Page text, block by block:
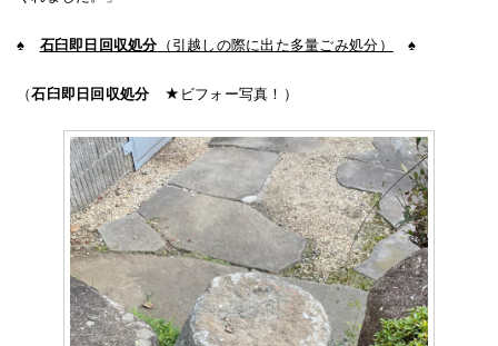
♠ 石臼即日回収処分（引越しの際に出た多量ごみ処分） ♠
（石臼即日回収処分★ビフォー写真！）